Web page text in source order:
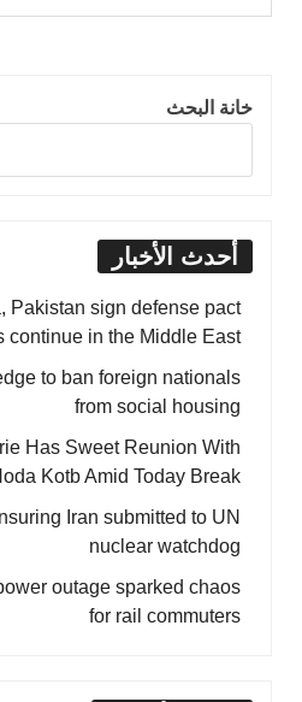
خانة البحث
أحدث الأخبار
Pakistan sign defense pact
continue in the Middle East
to ban foreign nationals
from social housing
Has Sweet Reunion With
Kotb Amid Today Break
Iran submitted to UN
nuclear watchdog
outage sparked chaos
for rail commuters